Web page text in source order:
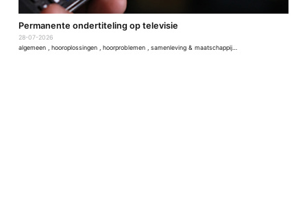
Permanente ondertiteling op televisie
28-07-2026
algemeen
hooroplossingen hoorproblemen samenleving & maatschappij